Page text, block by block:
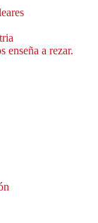
enseña a rezar.